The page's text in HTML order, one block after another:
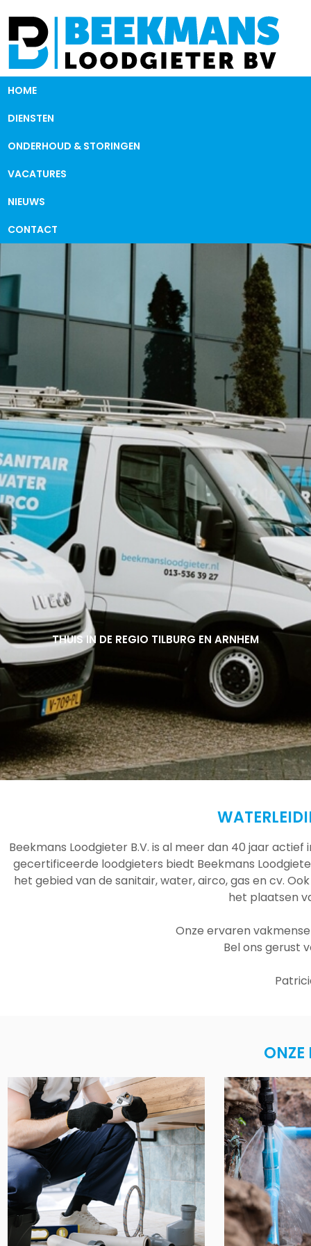
HOME
DIENSTEN
ONDERHOUD & STORINGEN
VACATURES
NIEUWS
CONTACT
THUIS IN DE REGIO TILBURG EN ARNHEM
THUIS IN DE REGIO TILBURG EN ARNHEM
THUIS IN DE REGIO TILBURG EN ARNHEM
Beekmans Loodgieter B.V. is al meer dan 40 jaar
gecertificeerde loodgieters biedt Beekmans
het gebied van de sanitair, water, airco, gas en cv.
het plaatsen
Onze ervaren
Bel ons gerust
ONZE